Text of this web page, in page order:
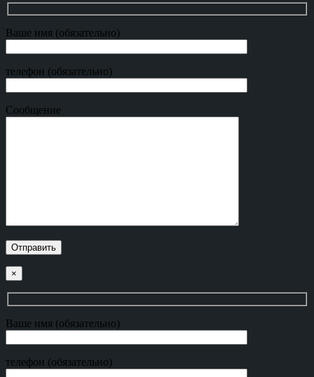
Ваше имя (обязательно)
телефон (обязательно)
Сообщение
×
Ваше имя (обязательно)
телефон (обязательно)